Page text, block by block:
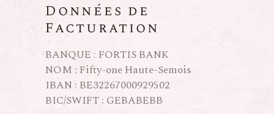
Données de
Facturation
BANQUE : FORTIS BANK
NOM : Fifty-one Haute-Semois
IBAN : BE32267000929502
BIC/SWIFT : GEBABEBB